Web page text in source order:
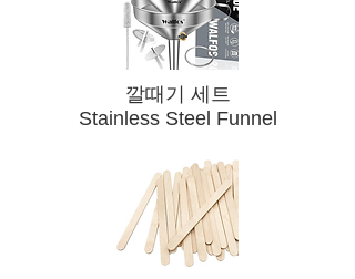
​깔때기 세트
Stainless Steel Funnel